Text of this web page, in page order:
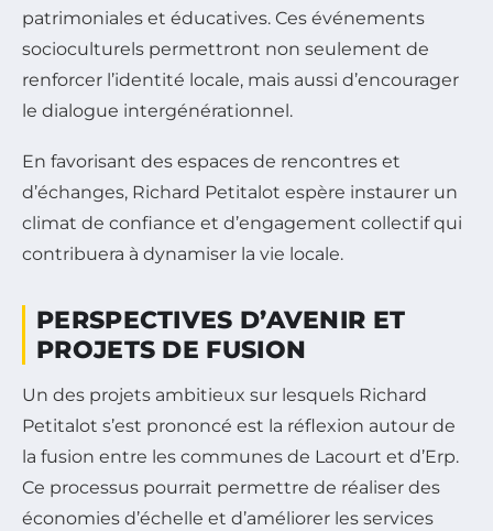
patrimoniales et éducatives. Ces événements
socioculturels permettront non seulement de
renforcer l’identité locale, mais aussi d’encourager
le dialogue intergénérationnel.
En favorisant des espaces de rencontres et
d’échanges, Richard Petitalot espère instaurer un
climat de confiance et d’engagement collectif qui
contribuera à dynamiser la vie locale.
PERSPECTIVES D’AVENIR ET
PROJETS DE FUSION
Un des projets ambitieux sur lesquels Richard
Petitalot s’est prononcé est la réflexion autour de
la fusion entre les communes de Lacourt et d’Erp.
Ce processus pourrait permettre de réaliser des
économies d’échelle et d’améliorer les services